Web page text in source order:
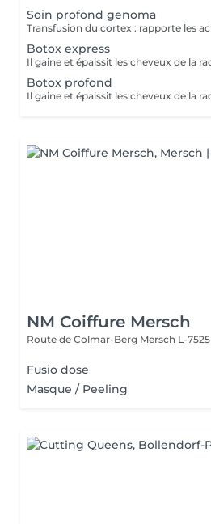
Soin profond genoma
Botox express
Botox profond
NM Coiffure Mersch
Route de Colmar-Berg Mersch L-7525
Fusio dose
Masque / Peeling